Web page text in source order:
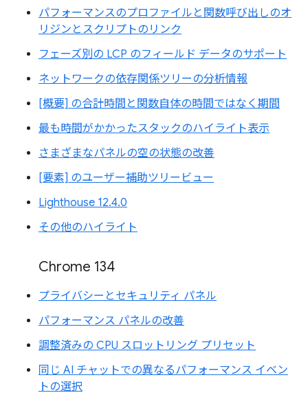
パフォーマンスのプロファイルと関数呼び出しのオ
リジンとスクリプトのリンク
フェーズ別の LCP のフィールド データのサポート
ネットワークの依存関係ツリーの分析情報
[概要] の合計時間と関数自体の時間ではなく期間
最も時間がかかったスタックのハイライト表示
さまざまなパネルの空の状態の改善
[要素] のユーザー補助ツリービュー
Lighthouse 12.4.0
その他のハイライト
Chrome 134
プライバシーとセキュリティ パネル
パフォーマンス パネルの改善
調整済みの CPU スロットリング プリセット
同じ AI チャットでの異なるパフォーマンス イベン
トの選択